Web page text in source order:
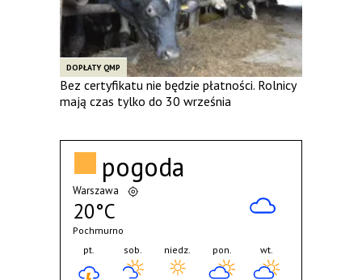
DOPŁATY QMP
Bez certyfikatu nie będzie płatności. Rolnicy
mają czas tylko do 30 września
pogoda
Warszawa
20°C
Pochmurno
pt.
sob. niedz. pon. wt.